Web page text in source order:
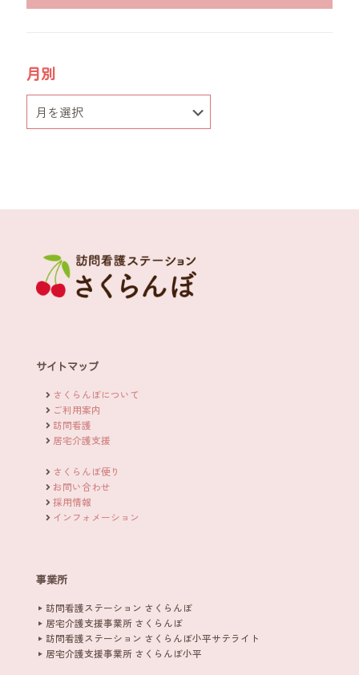
月別
サイトマップ
さくらんぼについて
ご利用案内
訪問看護
居宅介護支援
さくらんぼ便り
お問い合わせ
採用情報
インフォメーション
事業所
訪問看護ステーション さくらんぼ
居宅介護支援事業所 さくらんぼ
訪問看護ステーション さくらんぼ小平サテライト
居宅介護支援事業所 さくらんぼ小平